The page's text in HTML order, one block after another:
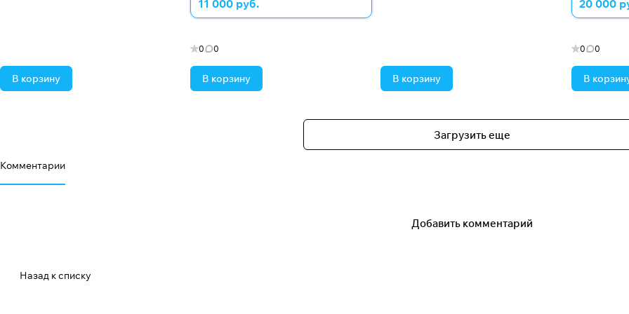
В корзину
11 000 руб.
0 0
В корзину В корзину
20 000
0 0
В
Загрузить еще
Комментарии
Добавить комментарий
Назад к списку